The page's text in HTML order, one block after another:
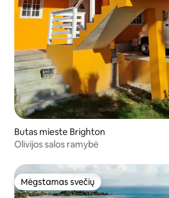
Butas mieste Brighton
Olivijos salos ramybė
Mėgstamas svečių
Mėgstamas svečių